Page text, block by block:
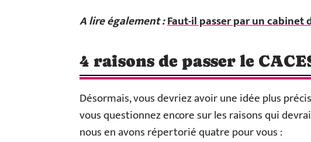
A lire également :Faut-il passer par un cabinet
4 raisons de passer le
Désormais, vous devriez avoir une idée plus
vous questionnez encore sur les raisons qui
nous en avons répertorié quatre pour vous :